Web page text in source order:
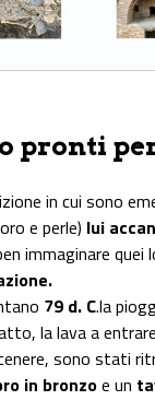
pronti
in cui sono
e perle) lui
immaginare
79 d. C.la
la lava a
sono stati
in bronzoe un